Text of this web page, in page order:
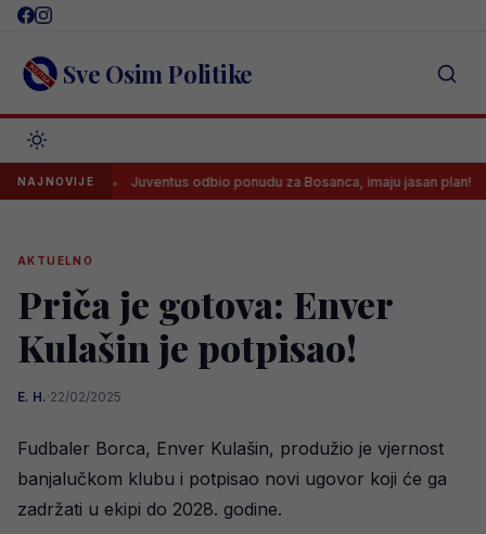
Skip
content Sve Osim Politike
NAJNOVIJEJuventus odbio ponudu za Bosanca, imaju jasan plan!
AKTUELNO
Priča je gotova: Enver
Kulašin je potpisao!
E. H.·22/02/2025
Fudbaler Borca, Enver Kulašin, produžio je vjernost
banjalučkom klubu i potpisao novi ugovor koji će ga
zadržati u ekipi do 2028. godine.